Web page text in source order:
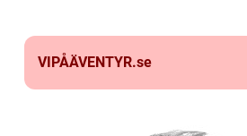
VIPÅÄVENTYR.se